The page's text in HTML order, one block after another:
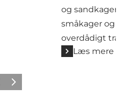
og sandkager
småkager og
overdådigt
Læs mere
Næste